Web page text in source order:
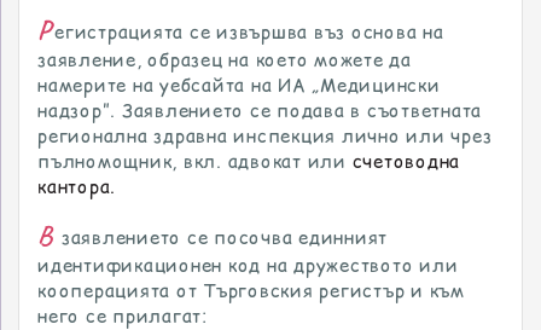
Регистрацията се извършва въз основа на
заявление, образец на което можете да
намерите на уебсайта на ИА „Медицински
надзор”. Заявлението се подава в съответната
регионална здравна инспекция лично или чрез
пълномощник, вкл. адвокат или счетоводна
кантора.
В заявлението се посочва единният
идентификационен код на дружеството или
кооперацията от Търговския регистър и към
него се прилагат: